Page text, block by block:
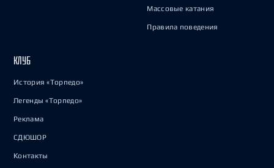
Массовые катания
Правила поведения
КЛУБ
История «Торпедо»
Легенды «Торпедо»
Реклама
СДЮШОР
Контакты